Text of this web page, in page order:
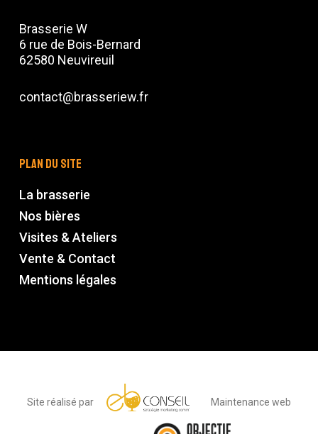
Brasserie W
6 rue de Bois-Bernard
62580 Neuvireuil
contact@brasseriew.fr
Plan du site
La brasserie
Nos bières
Visites & Ateliers
Vente & Contact
Mentions légales
Site réalisé par Maintenance web